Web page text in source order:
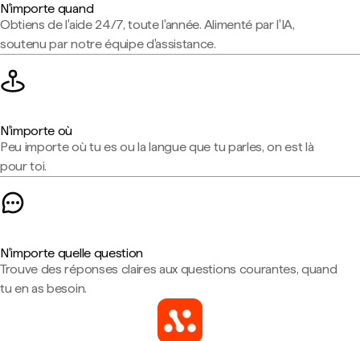
N'importe quand
Obtiens de l'aide 24/7, toute l'année. Alimenté par l'IA,
soutenu par notre équipe d'assistance.
N'importe où
Peu importe où tu es ou la langue que tu parles, on est là
pour toi.
N'importe quelle question
Trouve des réponses claires aux questions courantes, quand
tu en as besoin.